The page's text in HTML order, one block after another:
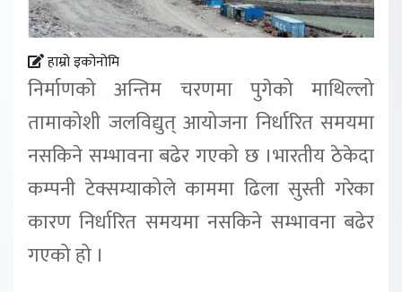
हाम्रो इकोनोमि
निर्माणको अन्तिम चरणमा पुगेको माथिल्लो
तामाकोशी जलविद्युत् आयोजना निर्धारित समयमा
नसकिने सम्भावना बढेर गएको छ ।भारतीय ठेकेदा
कम्पनी टेक्सम्याकोले काममा ढिला सुस्ती गरेका
कारण निर्धारित समयमा नसकिने सम्भावना बढेर
गएको हो ।